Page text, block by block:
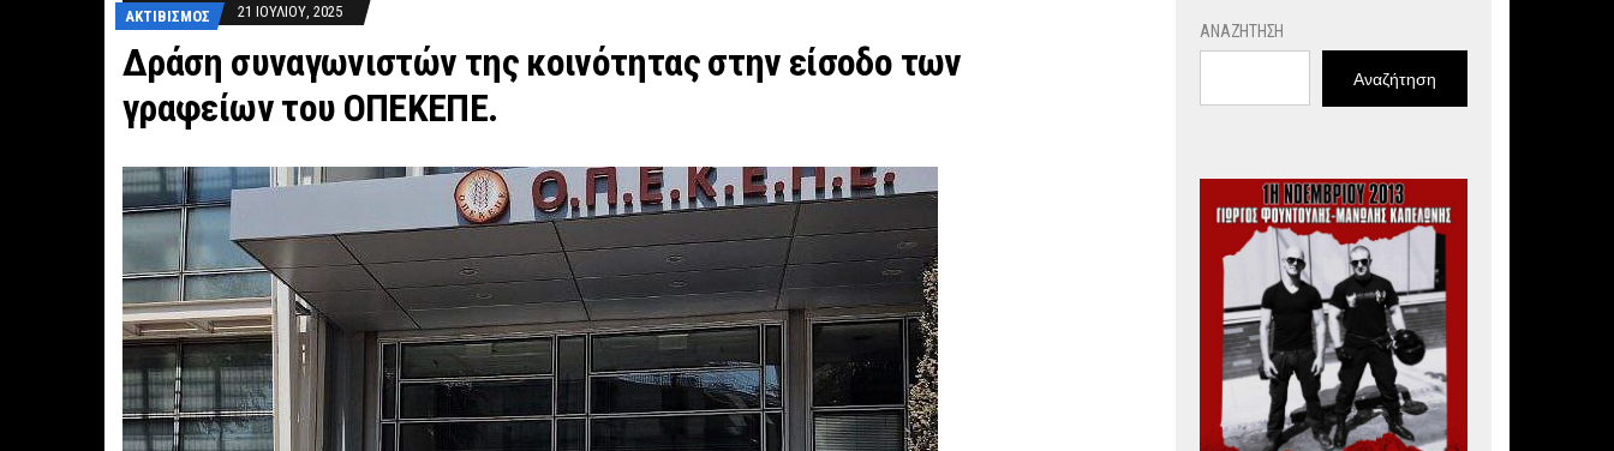
ΑΚΤΙΒΙΣΜΌΣ 21 ΙΟΥΛΊΟΥ, 2025
Δράση συναγωνιστών της κοινότητας στην είσοδο των
γραφείων του ΟΠΕΚΕΠΕ.
ΑΝΑΖΉΤΗΣΗ
Αναζήτηση